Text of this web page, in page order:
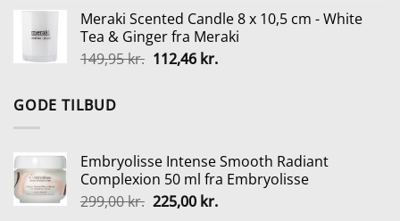
pris
var:
305,00 kr..
pris
er:
244,00 kr..
Meraki Scented Candle 8 x 10,5 cm - White
Tea & Ginger fra Meraki
149,95kr. Den
112,46 kr.Den
GODE TILBUD
Embryolisse Intense Smooth Radiant
Complexion 50 ml fra Embryolisse
299,00kr. Den
225,00 kr.Den